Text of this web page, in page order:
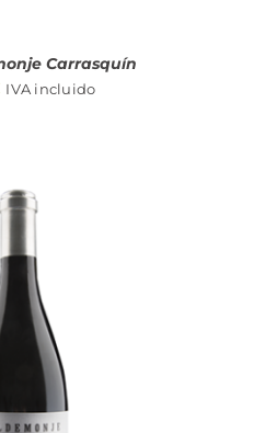
Carrasquín
IVA incluido
CARRITO